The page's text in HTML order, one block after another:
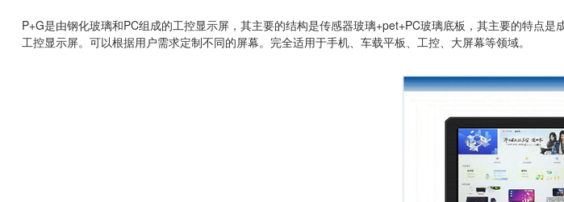
P+G是由钢化玻璃和PC组成的工控显示屏，其主要的结构是传感器玻璃+pet+PC玻璃底板，其主要的特点
工控显示屏。可以根据用户需求定制不同的屏幕。完全适用于手机、车载平板、工控、大屏幕等领域。